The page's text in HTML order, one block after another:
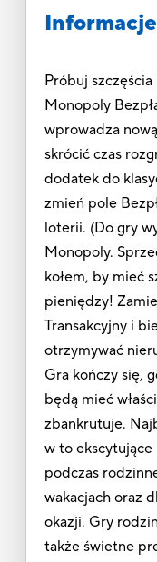
Próbuj
Monopoly
wprowadza
skrócić czas
dodatek do
zmień pole
loterii. (Do gry
Monopoly.
kołem, by mieć
pieniędzy!
Transakcyjny i
otrzymywać
Gra kończy się,
będą mieć
zbankrutuje.
w to
podczas
wakacjach oraz
okazji. Gry
także świetne